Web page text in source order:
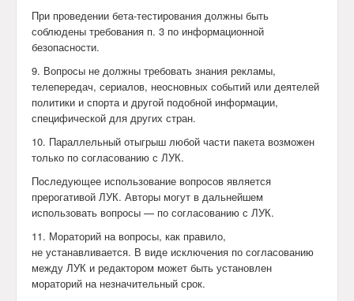
При проведении бета-тестирования должны быть
соблюдены требования п. 3 по информационной
безопасности.
9. Вопросы не должны требовать знания рекламы,
телепередач, сериалов, неосновных событий или деятелей
политики и спорта и другой подобной информации,
специфической для других стран.
10. Параллельный отыгрыш любой части пакета возможен
только по согласованию с ЛУК.
Последующее использование вопросов является
прерогативой ЛУК. Авторы могут в дальнейшем
использовать вопросы — по согласованию с ЛУК.
11. Мораторий на вопросы, как правило,
не устанавливается. В виде исключения по согласованию
между ЛУК и редактором может быть установлен
мораторий на незначительный срок.